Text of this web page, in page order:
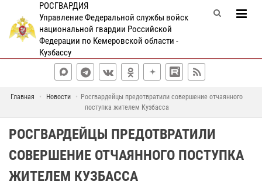
РОСГВАРДИЯ
Управление Федеральной службы войск
национальной гвардии Российской
Федерации по Кемеровской области -
Кузбассу
Главная Новости
Росгвардейцы предотвратили совершение отчаянного
поступка жителем Кузбасса
РОСГВАРДЕЙЦЫ ПРЕДОТВРАТИЛИ
СОВЕРШЕНИЕ ОТЧАЯННОГО ПОСТУПКА
ЖИТЕЛЕМ КУЗБАССА